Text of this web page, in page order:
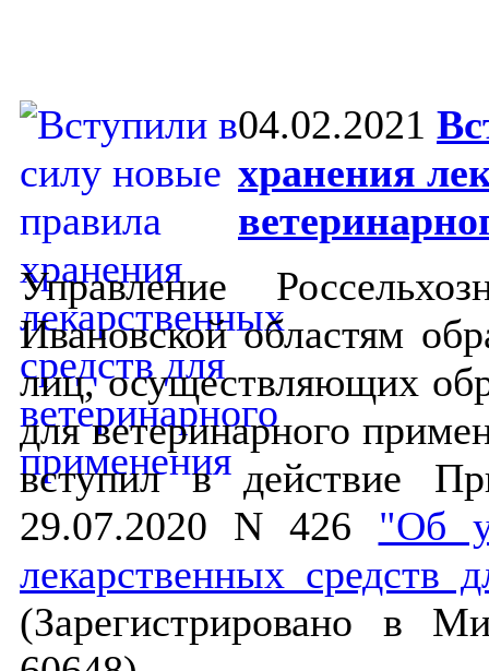
04.02.2021
хранения
Управление
Ивановской областям
лиц, осуществляющих
для ветеринарного
вступил в действие
29.07.2020 N 426 "Об
лекарственных средств
(Зарегистрировано в